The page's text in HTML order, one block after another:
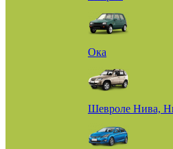
Ока
Шевроле Нива,